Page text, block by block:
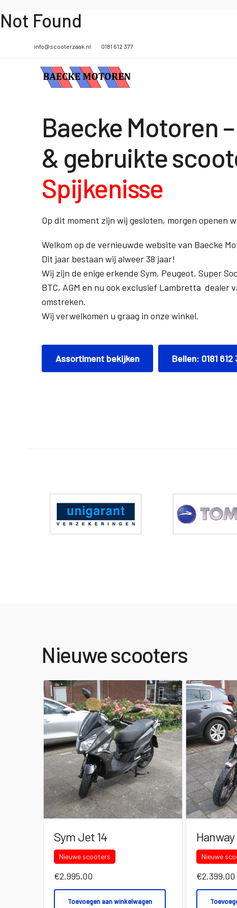
Not Found
info@scooterzaak.nl 0181 612 377
Baecke Motoren
& gebruikte
Spijkenisse
Op dit moment zijn wij gesloten, morgen openen
Welkom op de vernieuwde website van Baecke
Dit jaar bestaan wij alweer 38 jaar!
Wij zijn de enige erkende Sym, Peugeot, Super
BTC, AGM en nu ook exclusief Lambretta dealer
omstreken.
Wij verwelkomen u graag in onze winkel.
Assortiment bekijken Bellen: 0181 612
Nieuwe scooters
Sym Jet 14
Nieuwe scooters
€2.995,00
Toevoegen aan winkelwagen
Nieuwe
€2.399,00